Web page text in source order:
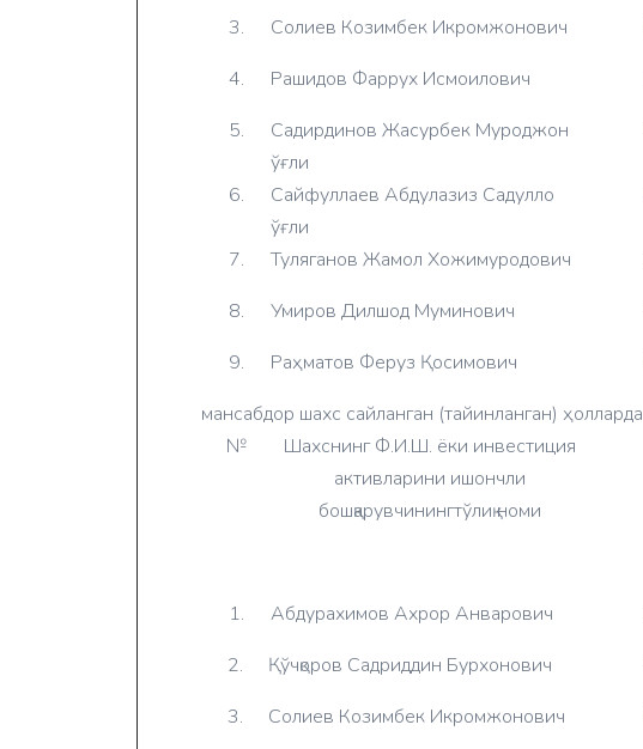
3.
Солиев Козимбек Икромжонович
4.
Рашидов Фаррух Исмоилович
5.
Садирдинов Жасурбек Муроджон
ўғли
6.
Сайфуллаев Абдулазиз Садулло
ўғли
7. Туляганов Жамол Хожимуродович
8.
Умиров Дилшод Муминович
9.
Раҳматов Феруз Қосимович
мансабдор шахс сайланган (тайинланган) ҳолларда
№
Шахснинг Ф.И.Ш. ёки инвестиция
активларини ишончли
бошқарувчинингтўлиқ номи
1.
Абдурахимов Ахрор Анварович
2.
Қўчқоров Садриддин Бурхонович
3.
Солиев Козимбек Икромжонович